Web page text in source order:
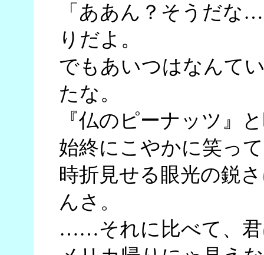
「ああん？そうだ
りだよ。
でもあいつはなんて
たな。
『仏のピーナッツ』
始終にこやかに笑っ
時折見せる眼光の鋭
んさ。
……それに比べて、君